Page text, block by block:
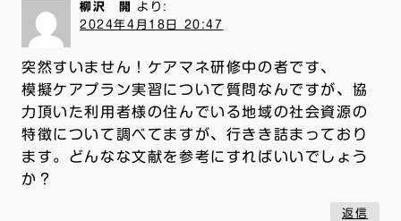
柳沢 開
より:
2024年4月18日 20:47
突然すいません！ケアマネ研修中の者です、
模擬ケアプラン実習について質問なんですが、協
力頂いた利用者様の住んでいる地域の社会資源の
特徴について調べてますが、行きき詰まっており
ます。どんなな文献を参考にすればいいでしょう
か？
返信